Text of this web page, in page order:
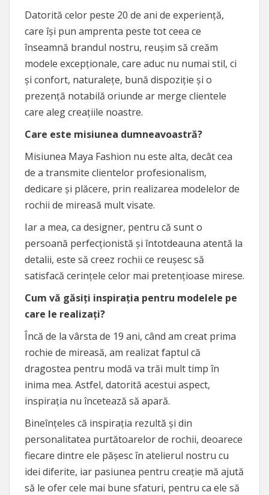
Datorită celor peste 20 de ani de experiență,
care își pun amprenta peste tot ceea ce
înseamnă brandul nostru, reușim să creăm
modele excepționale, care aduc nu numai stil, ci
și confort, naturalețe, bună dispoziție și o
prezență notabilă oriunde ar merge clientele
care aleg creațiile noastre.
Care este misiunea dumneavoastră?
Misiunea Maya Fashion nu este alta, decât cea
de a transmite clientelor profesionalism,
dedicare și plăcere, prin realizarea modelelor de
rochii de mireasă mult visate.
Iar a mea, ca designer, pentru că sunt o
persoană perfecționistă și întotdeauna atentă la
detalii, este să creez rochii ce reușesc să
satisfacă cerințele celor mai pretențioase mirese.
Cum vă găsiți inspirația pentru modelele pe
care le realizați?
Încă de la vârsta de 19 ani, când am creat prima
rochie de mireasă, am realizat faptul că
dragostea pentru modă va trăi mult timp în
inima mea. Astfel, datorită acestui aspect,
inspirația nu încetează să apară.
Bineînțeles că inspirația rezultă și din
personalitatea purtătoarelor de rochii, deoarece
fiecare dintre ele pășesc în atelierul nostru cu
idei diferite, iar pasiunea pentru creație mă ajută
să le ofer cele mai bune sfaturi, pentru ca ele să